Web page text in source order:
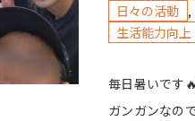
日々の活動
生活能力向上
毎日暑いです
ガンガンなの